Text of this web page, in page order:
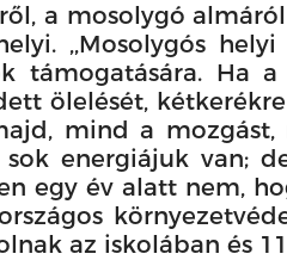
a mosolygó
,,Mosolygós
támogatására. Ha
ölelését,
mind a
energiájuk van;
egy év alatt nem,
az iskolában és